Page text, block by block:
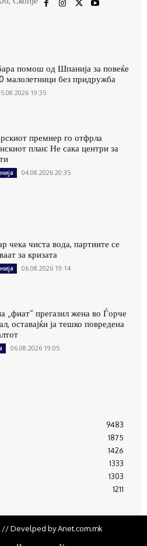
помош од Шпанија за повеќе
малолетници без придружба
19:35
премиер го отфрла
план: Не сака центри за
04.08.2026 20:35
чека чиста вода, партиите се
за кризата
06.08.2026 19:14
„фиат“ прегазил жена во Ѓорче
оставајќи ја тешко повредена
06.08.2026 19:05
9483
1875
1426
1333
1303
1211
// Develped by Anet.com.mk